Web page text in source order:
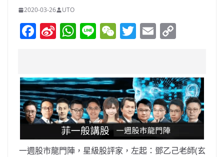
2020-03-26 UTO
F
e
b
o
o
k
Si
W
ei
b
o
W
s
A
p
p
Li W
h
at
T
er
E
l y
Li
n
k
一週股市龍門陣，星級股評家，左起：鄧乙己老師(玄